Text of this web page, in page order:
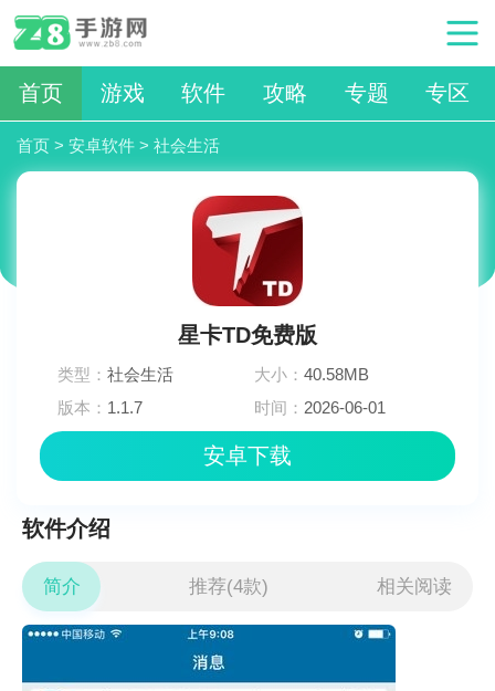
首页 游戏 软件 攻略 专题 专区
首页 > 安卓软件 > 社会生活
星卡TD免费版
类型：社会生活 大小：40.58MB
版本： 1.1.7 时间： 2026-06-01
安卓下载
软件介绍
简介 推荐(4款) 相关阅读